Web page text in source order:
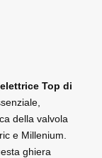
Top di
della valvola
e Millenium.
ghiera